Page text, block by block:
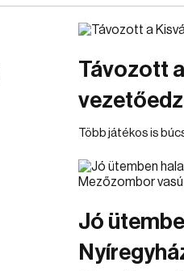
Távozott
Több játékos is
Jó